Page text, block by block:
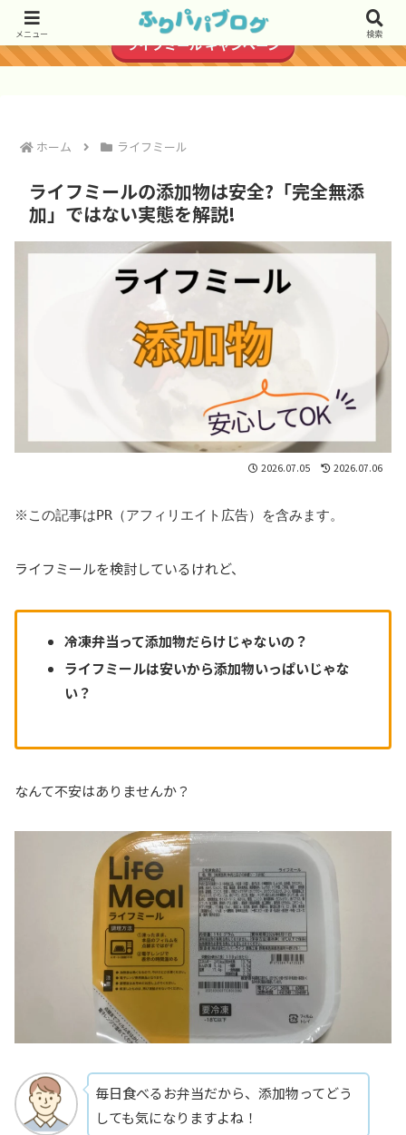
＼500円分のデジタルギフトがもらえる／
ライフミール キャンペーン
ホーム ライフミール
ライフミールの添加物は安全?「完全無添
加」ではない実態を解説!
2026.07.05 2026.07.06
※この記事はPR（アフィリエイト広告）を含みます。
ライフミールを検討しているけれど、
冷凍弁当って添加物だらけじゃないの？
ライフミールは安いから添加物いっぱいじゃな
い？
なんて不安はありませんか？
毎日食べるお弁当だから、添加物ってどう
しても気になりますよね！
メニュー 検索